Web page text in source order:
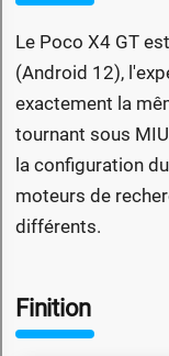
Le Poco X4 GT
(Android 12),
exactement la
tournant sous
la configuration
moteurs de
différents.
Finition